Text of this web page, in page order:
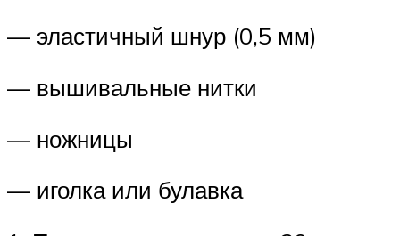
— эластичный шнур (0,5 мм)
— вышивальные нитки
— ножницы
— иголка или булавка